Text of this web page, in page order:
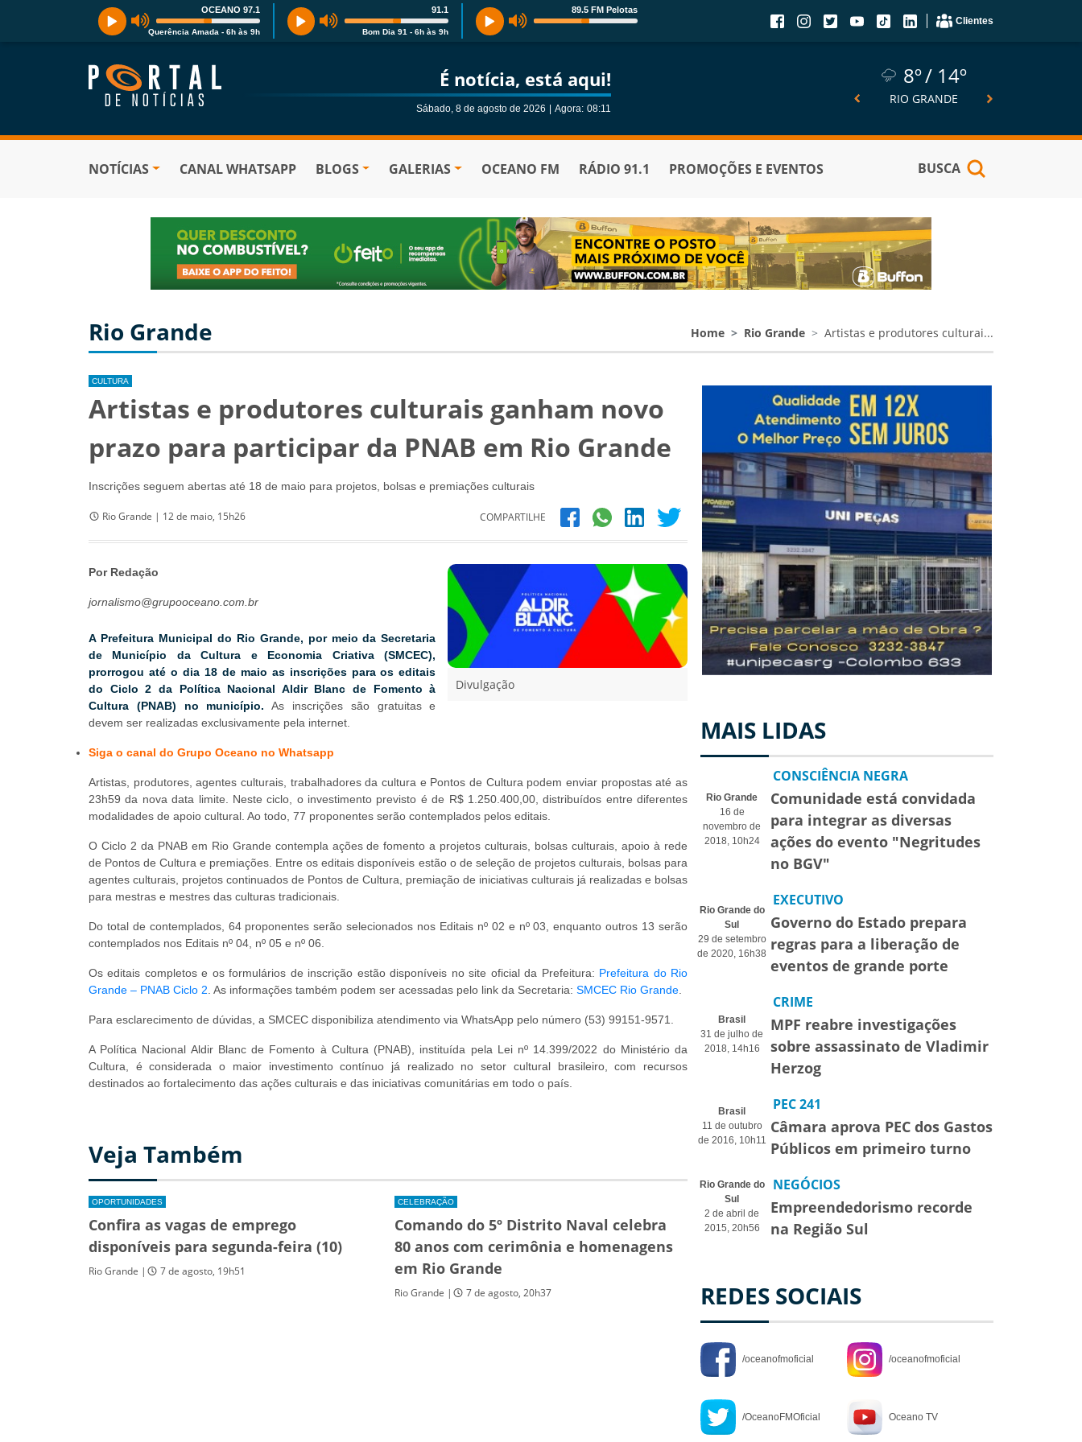
OCEANO 97.1
Querência Amada - 6h às 9h
91.1
Bom Dia 91 - 6h às 9h
89.5 FM Pelotas
Clientes
É notícia, está aqui!
Sábado, 8 de agosto de 2026 | Agora: 08:11
8º 14º
RIO GRANDE
NOTÍCIAS CANAL WHATSAPP BLOGS GALERIAS OCEANO FM RÁDIO 91.1 PROMOÇÕES E EVENTOS BUSCA
Rio Grande Home Rio Grande Artistas e produtores culturai...
CULTURA
Artistas e produtores culturais ganham novo
prazo para participar da PNAB em Rio Grande
Inscrições seguem abertas até 18 de maio para projetos, bolsas e premiações culturais
Rio Grande | 12 de maio, 15h26 COMPARTILHE
Divulgação
Por Redação
jornalismo@grupooceano.com.br
A Prefeitura Municipal do Rio Grande, por meio da Secretaria
de Município da Cultura e Economia Criativa (SMCEC),
prorrogou até o dia 18 de maio as inscrições para os editais
do Ciclo 2 da Política Nacional Aldir Blanc de Fomento à
Cultura (PNAB) no município.
As inscrições são gratuitas e
devem ser realizadas exclusivamente pela internet.
Siga o canal do Grupo Oceano no Whatsapp
Artistas, produtores, agentes culturais, trabalhadores da cultura e Pontos de Cultura podem enviar propostas até as
23h59 da nova data limite. Neste ciclo, o investimento previsto é de R$ 1.250.400,00, distribuídos entre diferentes
modalidades de apoio cultural. Ao todo, 77 proponentes serão contemplados pelos editais.
O Ciclo 2 da PNAB em Rio Grande contempla ações de fomento a projetos culturais, bolsas culturais, apoio à rede
de Pontos de Cultura e premiações. Entre os editais disponíveis estão o de seleção de projetos culturais, bolsas para
agentes culturais, projetos continuados de Pontos de Cultura, premiação de iniciativas culturais já realizadas e bolsas
para mestras e mestres das culturas tradicionais.
Do total de contemplados, 64 proponentes serão selecionados nos Editais nº 02 e nº 03, enquanto outros 13 serão
contemplados nos Editais nº 04, nº 05 e nº 06.
Os editais completos e os formulários de inscrição estão disponíveis no site oficial da Prefeitura: Prefeitura do Rio
Grande – PNAB Ciclo 2 . As informações também podem ser acessadas pelo link da Secretaria: SMCEC Rio Grande
Para esclarecimento de dúvidas, a SMCEC disponibiliza atendimento via WhatsApp pelo número (53) 99151-9571.
A Política Nacional Aldir Blanc de Fomento à Cultura (PNAB), instituída pela Lei nº 14.399/2022 do Ministério da
Cultura, é considerada o maior investimento contínuo já realizado no setor cultural brasileiro, com recursos
destinados ao fortalecimento das ações culturais e das iniciativas comunitárias em todo o país.
Veja Também
OPORTUNIDADES
Confira as vagas de emprego
disponíveis para segunda-feira (10)
Rio Grande | 7 de agosto, 19h51
CELEBRAÇÃO
Comando do 5º Distrito Naval celebra
80 anos com cerimônia e homenagens
em Rio Grande
Rio Grande | 7 de agosto, 20h37
MAIS LIDAS
Rio Grande
16 de
novembro de
2018, 10h24
CONSCIÊNCIA NEGRA
Comunidade está convidada
para integrar as diversas
ações do evento "Negritudes
no BGV"
Rio Grande do
Sul
29 de setembro
de 2020, 16h38
EXECUTIVO
Governo do Estado prepara
regras para a liberação de
eventos de grande porte
Brasil
31 de julho de
2018, 14h16
CRIME
MPF reabre investigações
sobre assassinato de Vladimir
Herzog
Brasil
11 de outubro
de 2016, 10h11
PEC 241
Câmara aprova PEC dos Gastos
Públicos em primeiro turno
Rio Grande do
Sul
2 de abril de
2015, 20h56
NEGÓCIOS
Empreendedorismo recorde
na Região Sul
REDES SOCIAIS
/oceanofmoficial /oceanofmoficial
/OceanoFMOficial Oceano TV